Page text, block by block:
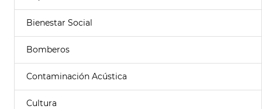
Bienestar Social
Bomberos
Contaminación Acústica
Cultura